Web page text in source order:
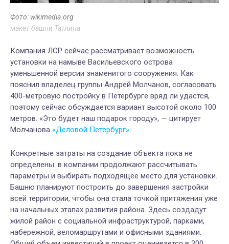
Фото: wikimedia.org
макет башни Татлина
Компания ЛСР сейчас рассматривает возможность
установки на намыве Васильевского острова
уменьшенной версии знаменитого сооружения. Как
пояснил владелец группы Андрей Молчанов, согласовать
400-метровую постройку в Петербурге вряд ли удастся,
поэтому сейчас обсуждается вариант высотой около 100
метров. «Это будет наш подарок городу», — цитирует
Молчанова «Деловой Петербург».
Конкретные затраты на создание объекта пока не
определены: в компании продолжают рассчитывать
параметры и выбирать подходящее место для установки.
Башню планируют построить до завершения застройки
всей территории, чтобы она стала точкой притяжения уже
на начальных этапах развития района. Здесь создадут
жилой район с социальной инфраструктурой, парками,
набережной, веломаршрутами и офисными зданиями.